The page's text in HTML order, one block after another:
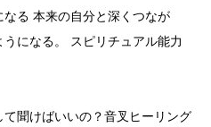
る 本来の自分と深くつなが
になる。 スピリチュアル能力
聞けばいいの？音叉ヒーリング